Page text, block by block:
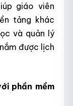
giáo viên
tảng khác
và quản lý
được lịch
phần mềm